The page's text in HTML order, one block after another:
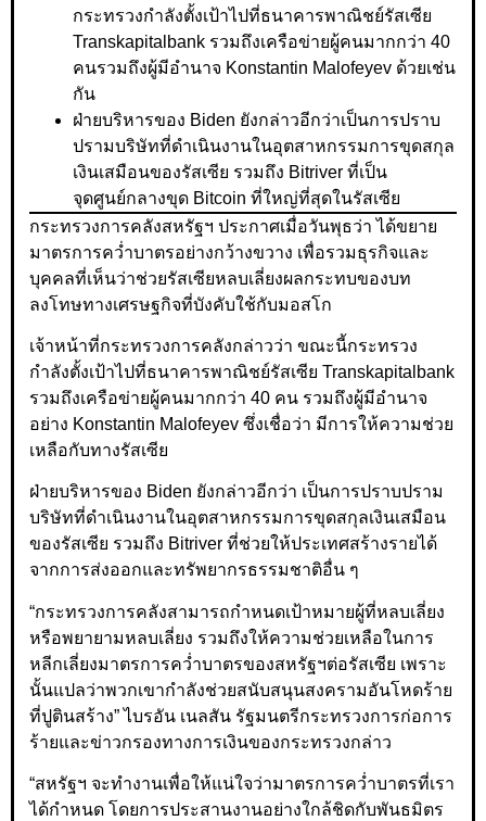
กระทรวงกำลังตั้งเป้าไปที่ธนาคารพาณิชย์รัสเซีย
Transkapitalbank รวมถึงเครือข่ายผู้คนมากกว่า 40
คนรวมถึงผู้มีอำนาจ Konstantin Malofeyev ด้วยเช่น
กัน
ฝ่ายบริหารของ Biden ยังกล่าวอีกว่าเป็นการปราบ
ปรามบริษัทที่ดำเนินงานในอุตสาหกรรมการขุดสกุล
เงินเสมือนของรัสเซีย รวมถึง Bitriver ที่เป็น
จุดศูนย์กลางขุด Bitcoin ที่ใหญ่ที่สุดในรัสเซีย
กระทรวงการคลังสหรัฐฯ ประกาศเมื่อวันพุธว่า ได้ขยาย
มาตรการคว่ำบาตรอย่างกว้างขวาง เพื่อรวมธุรกิจและ
บุคคลที่เห็นว่าช่วยรัสเซียหลบเลี่ยงผลกระทบของบท
ลงโทษทางเศรษฐกิจที่บังคับใช้กับมอสโก
เจ้าหน้าที่กระทรวงการคลังกล่าวว่า ขณะนี้กระทรวง
กำลังตั้งเป้าไปที่ธนาคารพาณิชย์รัสเซีย Transkapitalbank
รวมถึงเครือข่ายผู้คนมากกว่า 40 คน รวมถึงผู้มีอำนาจ
อย่าง Konstantin Malofeyev ซึ่งเชื่อว่า มีการให้ความช่วย
เหลือกับทางรัสเซีย
ฝ่ายบริหารของ Biden ยังกล่าวอีกว่า เป็นการปราบปราม
บริษัทที่ดำเนินงานในอุตสาหกรรมการขุดสกุลเงินเสมือน
ของรัสเซีย รวมถึง Bitriver ที่ช่วยให้ประเทศสร้างรายได้
จากการส่งออกและทรัพยากรธรรมชาติอื่น ๆ
“กระทรวงการคลังสามารถกำหนดเป้าหมายผู้ที่หลบเลี่ยง
หรือพยายามหลบเลี่ยง รวมถึงให้ความช่วยเหลือในการ
หลีกเลี่ยงมาตรการคว่ำบาตรของสหรัฐฯต่อรัสเซีย เพราะ
นั้นแปลว่าพวกเขากำลังช่วยสนับสนุนสงครามอันโหดร้าย
ที่ปูตินสร้าง” ไบรอัน เนลสัน รัฐมนตรีกระทรวงการก่อการ
ร้ายและข่าวกรองทางการเงินของกระทรวงกล่าว
“สหรัฐฯ จะทำงานเพื่อให้แน่ใจว่ามาตรการคว่ำบาตรที่เรา
ได้กำหนด โดยการประสานงานอย่างใกล้ชิดกับพันธมิตร